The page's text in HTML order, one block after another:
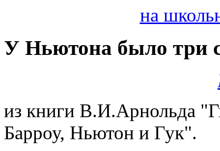
на
У Ньютона было три
из книги В.И.Арнольда
Барроу, Ньютон и Гук".